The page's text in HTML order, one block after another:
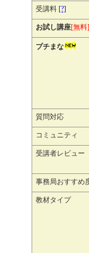
受講料 [?]
お試し講座[無料]
プチまな
質問対応
コミュニティ
受講者レビュー
事務局おすすめ
教材タイプ